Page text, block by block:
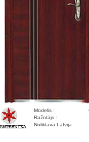
Modelis :
Ražotājs :
Noliktavā Latvijā :